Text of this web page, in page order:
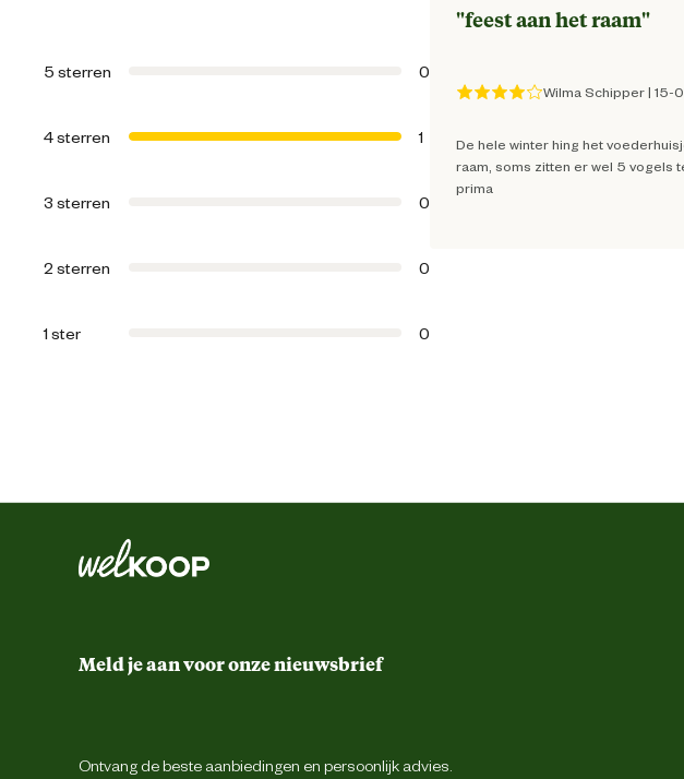
5 sterren 0
4 sterren 1
3 sterren 0
2 sterren 0
1 ster 0
"feest aan het raam"
Wilma Schipper| 15-
De hele winter hing het
raam, soms zitten er wel 5 vogels
prima
Meld je aan voor onze nieuwsbrief
Ontvang de beste aanbiedingen en persoonlijk advies.